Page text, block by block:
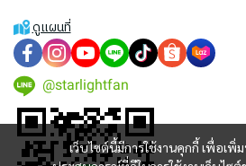
เว็บไซต์นี้มีการใช้งานคุกกี้ เพื่อเ
ดูแผนที่
@starlightfan